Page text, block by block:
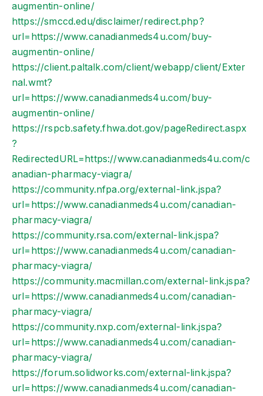
augmentin-online/
https://smccd.edu/disclaimer/redirect.php?
url=https://www.canadianmeds4u.com/buy-
augmentin-online/
https://client.paltalk.com/client/webapp/client/Exter
nal.wmt?
url=https://www.canadianmeds4u.com/buy-
augmentin-online/
https://rspcb.safety.fhwa.dot.gov/pageRedirect.aspx
?
RedirectedURL=https://www.canadianmeds4u.com/c
anadian-pharmacy-viagra/
https://community.nfpa.org/external-link.jspa?
url=https://www.canadianmeds4u.com/canadian-
pharmacy-viagra/
https://community.rsa.com/external-link.jspa?
url=https://www.canadianmeds4u.com/canadian-
pharmacy-viagra/
https://community.macmillan.com/external-link.jspa?
url=https://www.canadianmeds4u.com/canadian-
pharmacy-viagra/
https://community.nxp.com/external-link.jspa?
url=https://www.canadianmeds4u.com/canadian-
pharmacy-viagra/
https://forum.solidworks.com/external-link.jspa?
url=https://www.canadianmeds4u.com/canadian-